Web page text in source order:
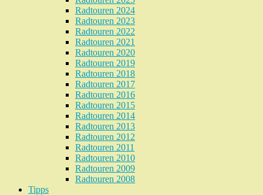
Radtouren 2024
Radtouren 2023
Radtouren 2022
Radtouren 2021
Radtouren 2020
Radtouren 2019
Radtouren 2018
Radtouren 2017
Radtouren 2016
Radtouren 2015
Radtouren 2014
Radtouren 2013
Radtouren 2012
Radtouren 2011
Radtouren 2010
Radtouren 2009
Radtouren 2008
Tipps